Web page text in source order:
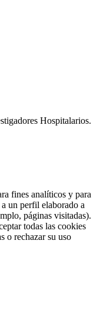
Hospitalarios.
fines analíticos y para
un perfil elaborado a
páginas visitadas).
todas las cookies
o rechazar su uso